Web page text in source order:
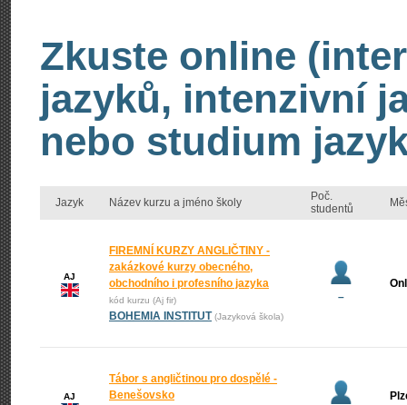
Zkuste online
jazyků, intenzivní
nebo studium
Jazyk Název kurzu a jméno školy
Poč.
studentů
AJ
FIREMNÍ KURZY ANGLIČTINY -
zakázkové kurzy obecného,
obchodního i profesního jazyka
kód kurzu (Aj fir)
BOHEMIA INSTITUT (Jazyková škola)
–
AJ
Tábor s angličtinou pro dospělé -
Benešovsko